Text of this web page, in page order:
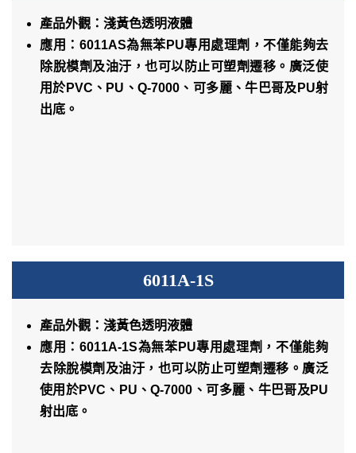
產品外觀：淺黃色透明液體
應用：6011AS為無苯PU專用處理劑，不僅能夠去
除脫模劑及油汙，也可以防止可塑劑遷移。廣泛使
用於PVC、PU、Q-7000、可多麗、牛巴哥及PU射
出底。
6011A-1S
產品外觀：淺黃色透明液體
應用：6011A-1S為無苯PU專用處理劑，不僅能夠
去除脫模劑及油汙，也可以防止可塑劑遷移。廣泛
使用於PVC、PU、Q-7000、可多麗、牛巴哥及PU
射出底。